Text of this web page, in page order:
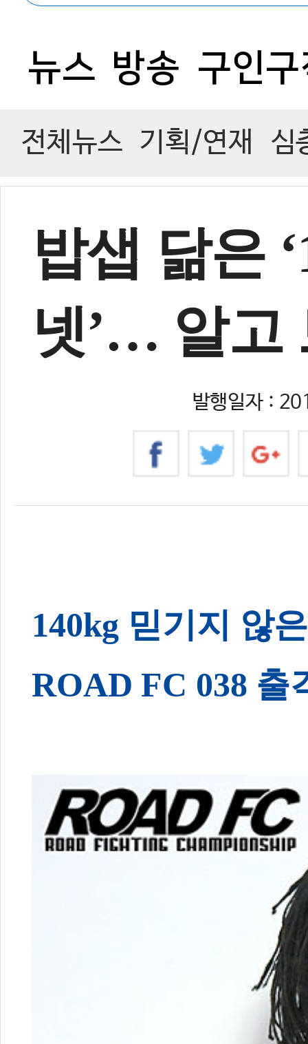
뉴스 방송 구인
전체뉴스 기획/연재 심
밥샙 닮은
넷’… 알고
발행일자 :
140kg 믿기지 않
ROAD FC 038 출